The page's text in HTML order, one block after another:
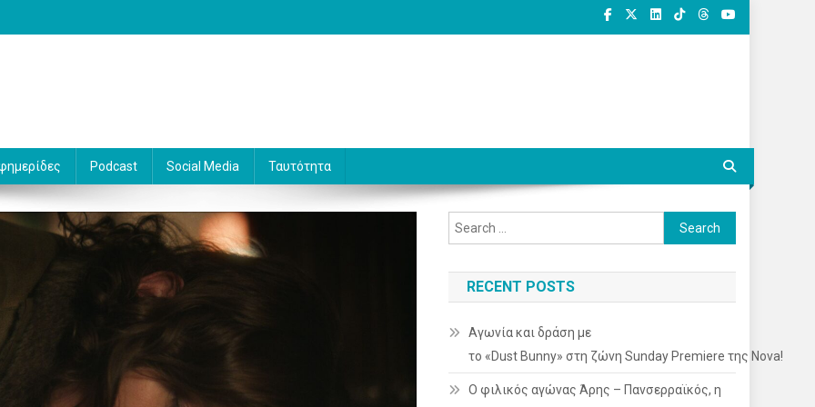
Podcast Social Media Ταυτότητα
Search
for:
RECENT POSTS
Αγωνία και δράση με
το «Dust Bunny» στη ζώνη Sunday Premiere της Nova!
Ο φιλικός αγώνας Άρης – Πανσερραϊκός, η